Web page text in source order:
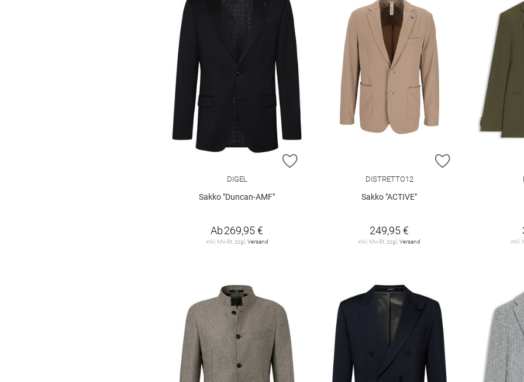
ZUR WUNSCHLISTE HINZUFÜGEN
DIGEL
Sakko "Duncan-AMF"
Ab269,95 €
inkl. MwSt. zzgl. Versand
ZUR
DISTRETTO12
Sakko "ACTIVE"
249,95 €
inkl. MwSt. zzgl.Versand inkl.